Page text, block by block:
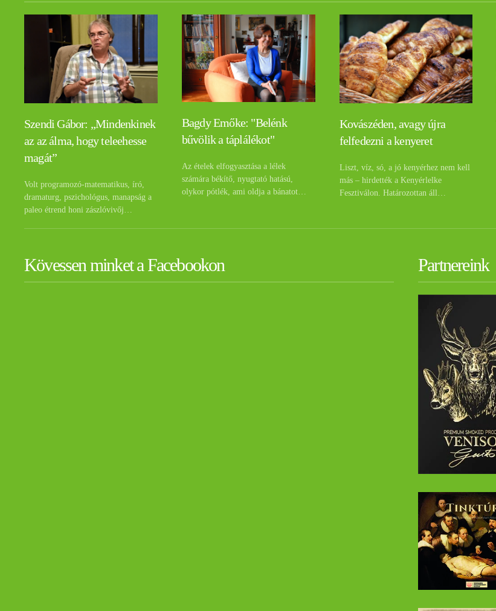
Szendi Gábor: „Mindenkinek
az az álma, hogy teleehesse
magát”
Volt programozó-matematikus, író,
dramaturg, pszichológus, manapság a
paleo étrend honi zászlóvivőj…
Bagdy Emőke: "Belénk
bűvölik a táplálékot"
Az ételek elfogyasztása a lélek
számára békítő, nyugtató hatású,
olykor pótlék, ami oldja a bánatot…
Kovászéden, avagy újra
felfedezni a kenyeret
Liszt, víz, só, a jó kenyérhez nem kell
más – hirdették a Kenyérlelke
Fesztiválon. Határozottan áll…
Kövessen minket a Facebookon Partnereink